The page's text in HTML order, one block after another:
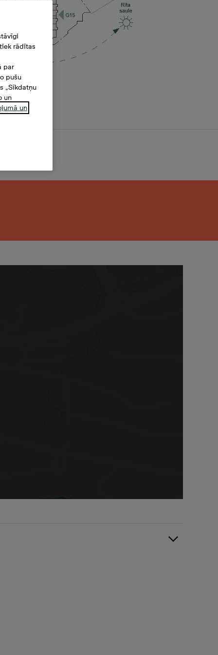
rādītas
par
pušu
„Sīkdatņu
un
un